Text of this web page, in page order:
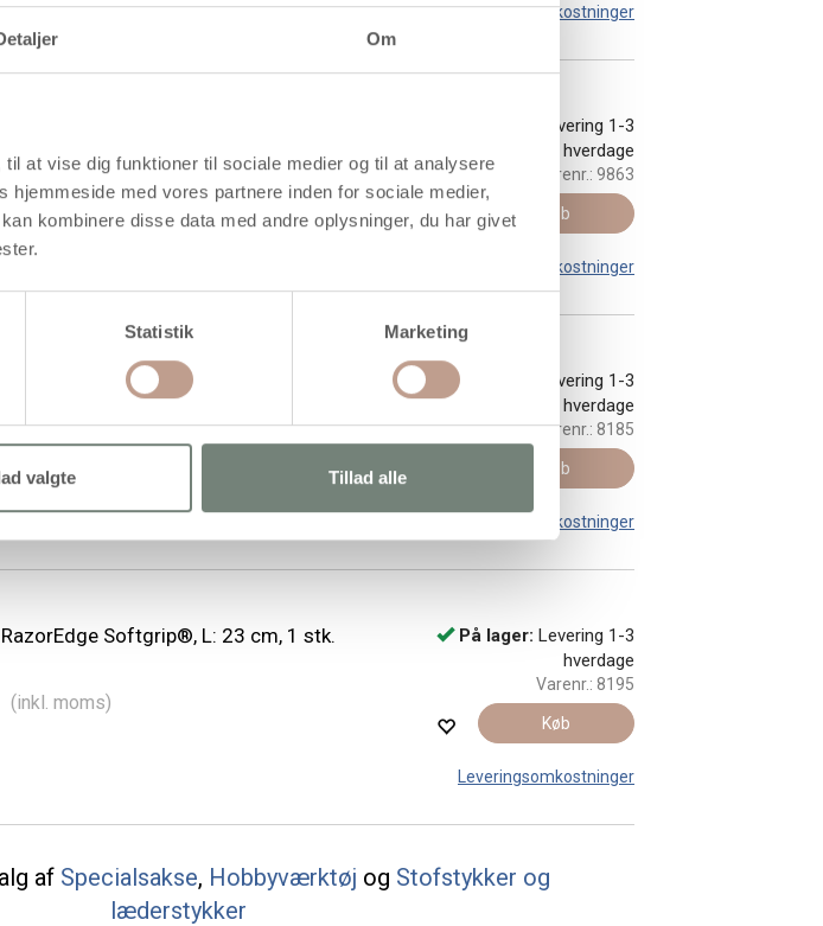
Om
at vise dig funktioner til sociale medier og til at analysere
med vores partnere inden for sociale medier,
kombinere disse data med andre oplysninger, du har givet
Statistik Marketing
valgte Tillad alle
Leveringsomkostninger
Skræddersaks, L: 25 cm, højre, 1 stk.
(inkl. moms)
Levering 1-3
hverdage
Varenr.: 9863
298,75 kr./ stk Køb
Leveringsomkostninger
RazorEdge Softgrip®, L: 21 cm, 1 stk.
(inkl. moms)
På lager:
Levering 1-3
hverdage
Varenr.: 8185
Køb
Leveringsomkostninger
Softgrip®, L: 23 cm, 1 stk.
(inkl. moms)
På lager: Levering 1-3
hverdage
Varenr.: 8195
Køb
Leveringsomkostninger
af Specialsakse, Hobbyværktøj og Stofstykker og
læderstykker